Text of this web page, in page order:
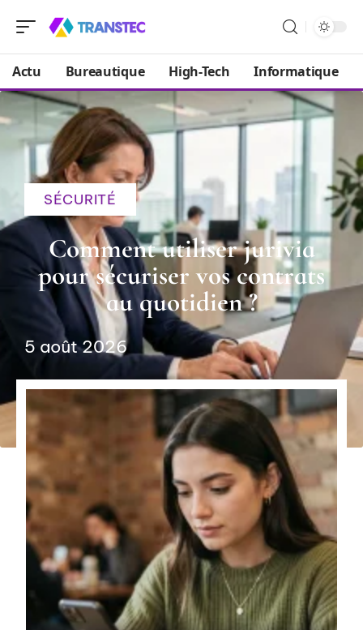
Actu Bureautique High-Tech Informatique
SÉCURITÉ
Comment utiliser jurivia
pour sécuriser vos contrats
au quotidien ?
5 août 2026